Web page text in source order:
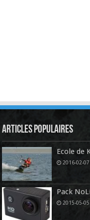
Articles Populaires
Ecole de
2016-02-07
Pack
2015-05-05